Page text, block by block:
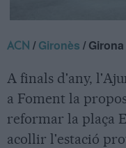
ACN /Gironès / Girona
A finals d'any,
a Foment la
reformar la plaça
acollir l'estació